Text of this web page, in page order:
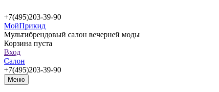
+7(495)203-39-90
МойПрикид
Мультибрендовый салон вечерней моды
Корзина пуста
Вход
Салон
+7(495)203-39-90
Меню